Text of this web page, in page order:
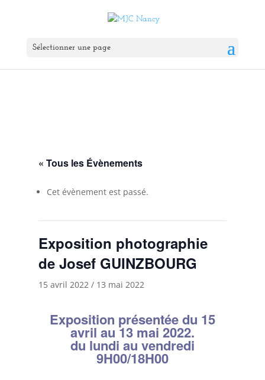
Sélectionner une page
« Tous les Évènements
Cet évènement est passé.
Exposition photographie
de Josef GUINZBOURG
15 avril 2022/ 13 mai 2022
Exposition présentée du 15
avril au 13 mai 2022.
du lundi au vendredi
9H00/18H00